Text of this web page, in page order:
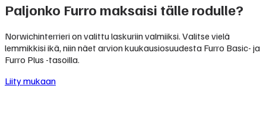
Paljonko Furro maksaisi tälle rodulle?
Norwichinterrieri on valittu laskuriin valmiiksi. Valitse vielä
lemmikkisi ikä, niin näet arvion kuukausiosuudesta Furro Basic- ja
Furro Plus -tasoilla.
Liity mukaan